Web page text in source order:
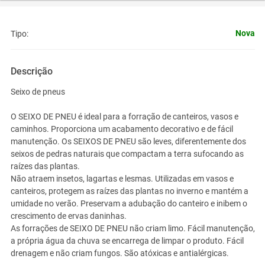
Tipo: Nova
Descrição
Seixo de pneus
O SEIXO DE PNEU é ideal para a forração de canteiros, vasos e
caminhos. Proporciona um acabamento decorativo e de fácil
manutenção. Os SEIXOS DE PNEU são leves, diferentemente dos
seixos de pedras naturais que compactam a terra sufocando as
raízes das plantas.
Não atraem insetos, lagartas e lesmas. Utilizadas em vasos e
canteiros, protegem as raízes das plantas no inverno e mantém a
umidade no verão. Preservam a adubação do canteiro e inibem o
crescimento de ervas daninhas.
As forrações de SEIXO DE PNEU não criam limo. Fácil manutenção,
a própria água da chuva se encarrega de limpar o produto. Fácil
drenagem e não criam fungos. São atóxicas e antialérgicas.